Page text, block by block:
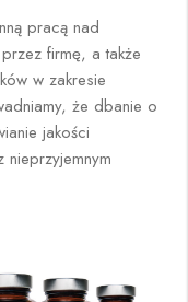
pracą nad
firmę, a także
w zakresie
że dbanie o
jakości